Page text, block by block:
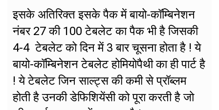
इसके अतिरिक्त इसके पैक में बायो-कॉम्बिनेशन
नंबर 27 की 100 टेबलेट का पैक भी है जिसकी
4-4 टेबलेट को दिन में 3 बार चूसना होता है ! ये
बायो-कॉम्बिनेशन टेबलेट होमियोपैथी का ही पार्ट है
! ये टेबलेट जिन साल्ट्स की कमी से प्रॉब्लम
होती है उनकी डेफिशियेंसी को पूरा करती है जो